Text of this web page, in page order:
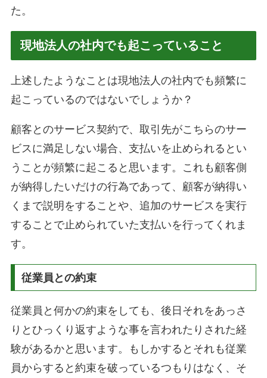
た。
現地法人の社内でも起こっていること
上述したようなことは現地法人の社内でも頻繁に
起こっているのではないでしょうか？
顧客とのサービス契約で、取引先がこちらのサー
ビスに満足しない場合、支払いを止められるとい
うことが頻繁に起こると思います。これも顧客側
が納得したいだけの行為であって、顧客が納得い
くまで説明をすることや、追加のサービスを実行
することで止められていた支払いを行ってくれま
す。
従業員との約束
従業員と何かの約束をしても、後日それをあっさ
りとひっくり返すような事を言われたりされた経
験があるかと思います。もしかするとそれも従業
員からすると約束を破っているつもりはなく、そ